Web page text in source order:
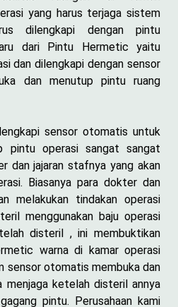
yang harus terjaga sistem
dilengkapi dengan pintu
dari Pintu Hermetic yaitu
dan dilengkapi dengan sensor
dan menutup pintu ruang
sensor otomatis untuk
pintu operasi sangat sangat
dan jajaran stafnya yang akan
Biasanya para dokter dan
melakukan tindakan operasi
menggunakan baju operasi
disteril , ini membuktikan
warna di kamar operasi
sensor otomatis membuka dan
menjaga ketelah disteril annya
pintu. Perusahaan kami